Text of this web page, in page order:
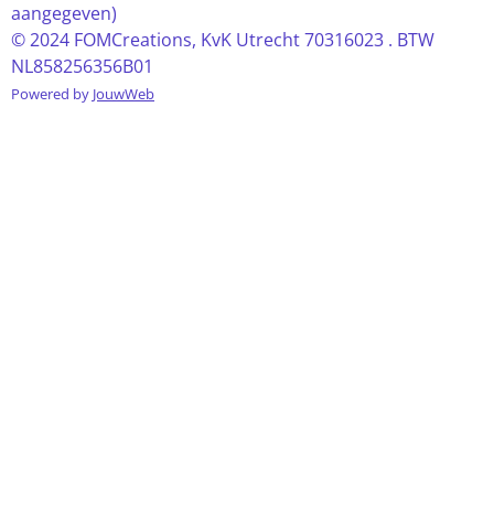
aangegeven)
© 2024 FOMCreations, KvK Utrecht 70316023 . BTW
NL858256356B01
Powered by JouwWeb